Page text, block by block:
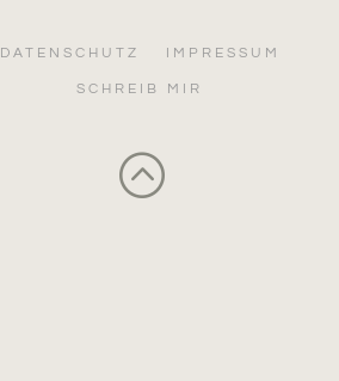
DATENSCHUTZ IMPRESSUM
SCHREIB MIR
: